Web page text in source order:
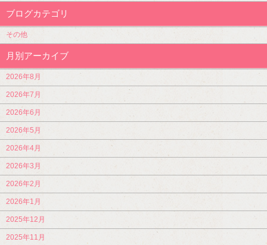
ブログカテゴリ
その他
月別アーカイブ
2026年8月
2026年7月
2026年6月
2026年5月
2026年4月
2026年3月
2026年2月
2026年1月
2025年12月
2025年11月